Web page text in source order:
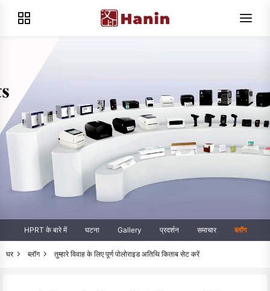
HPRT के बारे में घटना Gallery प्रदर्शन समाचार ब्लॉग
घर ब्लॉग तुम्हारे विवाह के लिए पूर्ण पोलोराइड अतिथि किताब सेट करें